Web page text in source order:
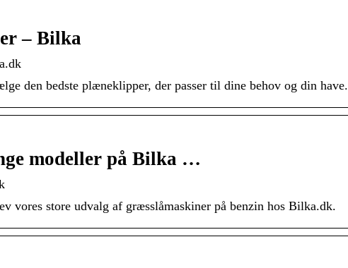
– Bilka
den bedste plæneklipper, der passer til dine behov og din have.
modeller på Bilka …
vores store udvalg af græsslåmaskiner på benzin hos Bilka.dk.